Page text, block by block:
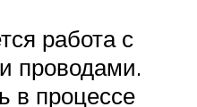
работа с
проводами.
в процессе